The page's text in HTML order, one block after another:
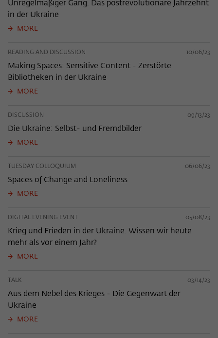
Unregelmäßiger Gang. Das postrevolutionäre Jahrzehnt
in der Ukraine
MORE
READING AND DISCUSSION 10/06/23
Making Spaces: Sensitive Content - Zerstörte
Bibliotheken in der Ukraine
MORE
DISCUSSION 09/13/23
Die Ukraine: Selbst- und Fremdbilder
MORE
TUESDAY COLLOQUIUM 06/06/23
Spaces of Change and Loneliness
MORE
DIGITAL EVENING EVENT 05/08/23
Krieg und Frieden in der Ukraine. Wissen wir heute
mehr als vor einem Jahr?
MORE
TALK 03/14/23
Aus dem Nebel des Krieges - Die Gegenwart der
Ukraine
MORE